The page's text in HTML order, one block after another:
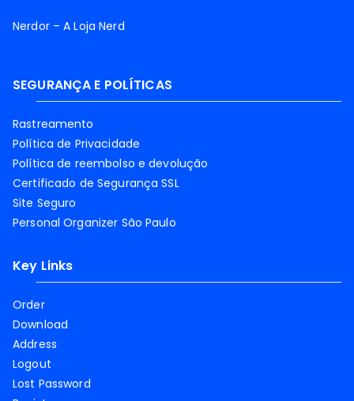
Nerdor – A Loja Nerd
SEGURANÇA E POLÍTICAS
Rastreamento
Política de Privacidade
Política de reembolso e devolução
Certificado de Segurança SSL
Site Seguro
Personal Organizer São Paulo
Key Links
Order
Download
Address
Logout
Lost Password